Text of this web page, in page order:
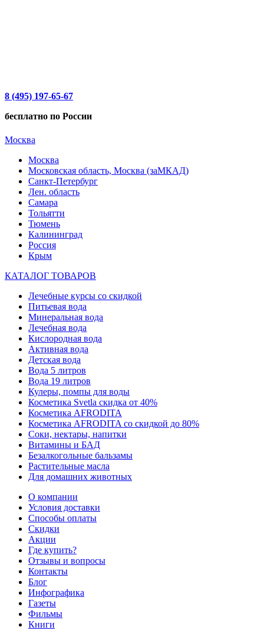
8 (495) 197-65-67
бесплатно по России
Москва
Москва
Московская область, Москва (заМКАД)
Санкт-Петербург
Лен. область
Самара
Тольятти
Тюмень
Калининград
Россия
Крым
КАТАЛОГ ТОВАРОВ
Лечебные курсы со скидкой
Питьевая вода
Минеральная вода
Лечебная вода
Кислородная вода
Активная вода
Детская вода
Вода 5 литров
Вода 19 литров
Кулеры, помпы для воды
Косметика Svetla скидка от 40%
Косметика AFRODITA
Косметика AFRODITA со скидкой до 80%
Соки, нектары, напитки
Витамины и БАД
Безалкогольные бальзамы
Растительные масла
Для домашних животных
О компании
Условия доставки
Способы оплаты
Скидки
Акции
Где купить?
Отзывы и вопросы
Контакты
Блог
Инфографика
Газеты
Фильмы
Книги